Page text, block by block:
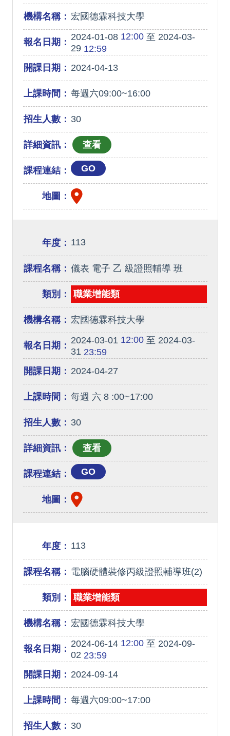
機構名稱： 宏國德霖科技大學
報名日期： 2024-01-0812:00至 2024-03-
2912:59
開課日期： 2024-04-13
上課時間： 每週六09:00~16:00
招生人數： 30
詳細資訊：
課程連結： GO
地圖：
年度： 113
課程名稱： 儀表 電子 乙 級證照輔導 班
類別： 職業增能類
機構名稱： 宏國德霖科技大學
報名日期： 2024-03-01 12:00至 2024-03-
3123:59
開課日期： 2024-04-27
上課時間： 每週 六 8 :00~17:00
招生人數： 30
詳細資訊：
課程連結： GO
地圖：
年度： 113
課程名稱： 電腦硬體裝修丙級證照輔導班(2)
類別： 職業增能類
機構名稱： 宏國德霖科技大學
報名日期： 2024-06-1412:00至 2024-09-
02 23:59
開課日期： 2024-09-14
上課時間： 每週六09:00~17:00
招生人數： 30